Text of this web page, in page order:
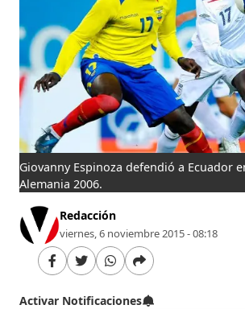
Giovanny Espinoza defendió a Ecuador
Alemania 2006.
Redacción
viernes, 6 noviembre 2015 - 08:18
Activar Notificaciones